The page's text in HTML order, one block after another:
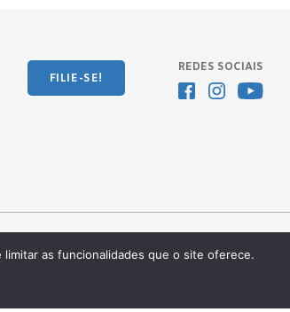
FILIE-SE!
REDES SOCIAIS
Desenvolvido pela
as funcionalidades que o site oferece.